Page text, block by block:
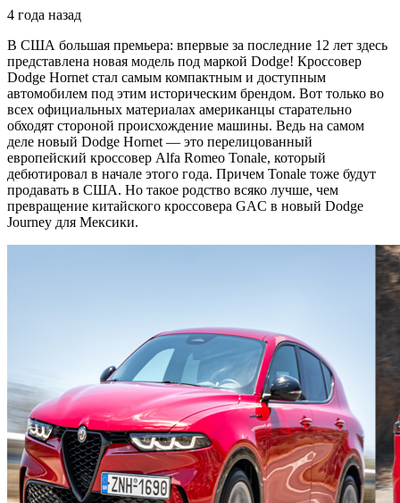
4 года назад
В США большая премьера: впервые за последние 12 лет здесь
представлена новая модель под маркой Dodge! Кроссовер
Dodge Hornet стал самым компактным и доступным
автомобилем под этим историческим брендом. Вот только во
всех официальных материалах американцы старательно
обходят стороной происхождение машины. Ведь на самом
деле новый Dodge Hornet — это перелицованный
европейский кроссовер Alfa Romeo Tonale, который
дебютировал в начале этого года. Причем Tonale тоже будут
продавать в США. Но такое родство всяко лучше, чем
превращение китайского кроссовера GAC в новый Dodge
Journey для Мексики.